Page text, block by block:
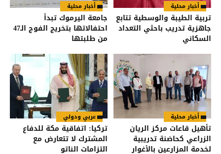
أخبار محلية
تربية الطيبة والوسطية تتابع
جاهزية تدريب باحثي التعداد
السكاني
أخبار محلية
جامعة اليرموك تبدأ
احتفالاتها بتخريج الفوج الـ47
من طلبتها
أخبار محلية
تأهيل قاعات مركز الريان
الزراعي كحاضنة تدريبية
لخدمة المزارعين بالأغوار
عربي ودولي
تركيا: اتفاقية مكة للدفاع
المشترك لا تتعارض مع
التزامات الناتو